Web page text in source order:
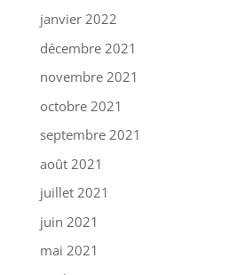
janvier 2022
décembre 2021
novembre 2021
octobre 2021
septembre 2021
août 2021
juillet 2021
juin 2021
mai 2021